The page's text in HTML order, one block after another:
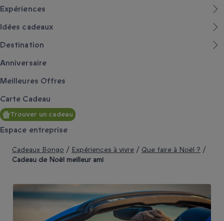
Expériences
Idées cadeaux
Destination
Anniversaire
Meilleures Offres
Carte Cadeau
Trouver un cadeau
Espace entreprise
Cadeaux Bongo / Expériences à vivre / Que faire à Noël ? /
Cadeau de Noël meilleur ami